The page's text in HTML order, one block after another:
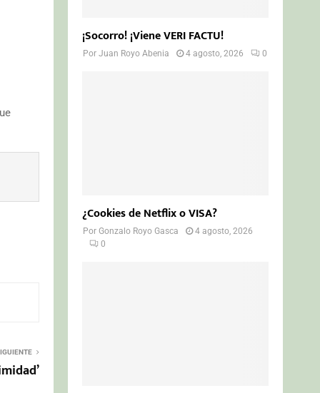
¡Socorro! ¡Viene VERI FACTU!
PorJuan Royo Abenia 4 agosto, 2026 0
¿Cookies de Netflix o VISA?
PorGonzalo Royo Gasca
4 agosto, 2026
0